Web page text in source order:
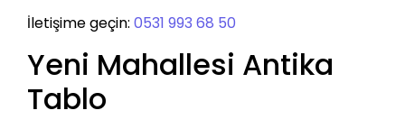
İletişime geçin: 0531 993 68 50
Yeni Mahallesi Antika
Tablo